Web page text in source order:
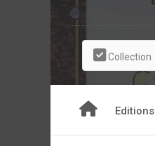
Collection
Editions